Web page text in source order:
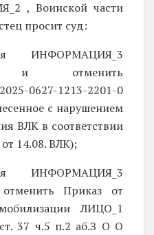
, Воинской части
просит суд:
ИНФОРМАЦИЯ_3
и отменить
0627-1213-2201-0
с нарушением
ВЛК в соответствии
14.08. ВЛК);
ИНФОРМАЦИЯ_3
Приказ от
ЛИЦО_1
37 ч.5 п.2 аб.З О О